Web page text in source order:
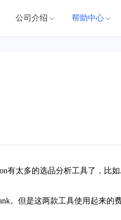
公司介绍 帮助中心
有太多的选品分析工具了，比如
。但是这两款工具使用起来的